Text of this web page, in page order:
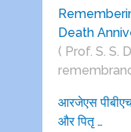
Death
( Prof. S. S.
आरजेएस
और पितृ …